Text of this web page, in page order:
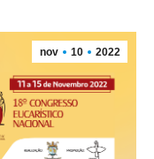
nov 10 2022